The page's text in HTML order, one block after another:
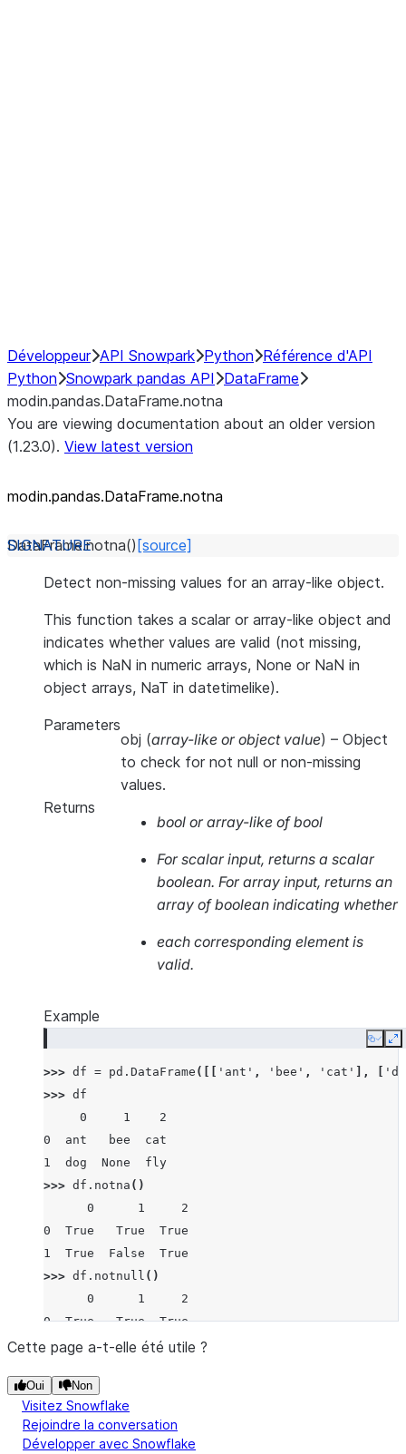
Développeur API Snowpark Python Référence d'API
Python Snowpark pandas API
DataFrame
modin.pandas.DataFrame.notna
You are viewing documentation about an older version
(1.23.0). View latest version
modin.pandas.DataFrame.notna
DataFrame.notna() [source]
Detect non-missing values for an array-like object.
This function takes a scalar or array-like object and
indicates whether values are valid (not missing,
which is NaN in numeric arrays, None or NaN in
object arrays, NaT in datetimelike).
Parameters
obj (array-like orobject value) – Object
to check for not null or non-missing
values.
Returns
bool or array-like of bool
For scalar input, returns a scalar
boolean. For array input, returns an
array of boolean indicating whether
each corresponding element is
valid.
Example
Copy
>>> df = pd . DataFrame ([[ 'ant' , 'bee' , 'cat' ],
>>> df
     0     1    2
0  ant   bee  cat
1  dog  None  fly
>>> df . notna ()
      0      1     2
0  True   True  True
1  True  False  True
>>> df . notnull ()
      0      1     2
0  True   True  True
1  True  False  True
Cette page a-t-elle été utile ?
Oui Non
Visitez Snowflake
Rejoindre la conversation
Développer avec Snowflake